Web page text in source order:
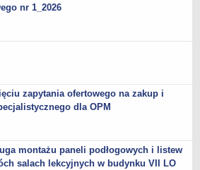
nr 1_2026
zapytania ofertowego na zakup i
dla OPM
montażu paneli podłogowych i listew
salach lekcyjnych w budynku VII LO